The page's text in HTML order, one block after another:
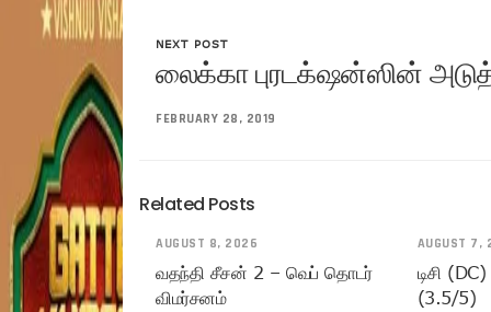
NEXT POST
லைக்கா புரடக்‌ஷன்ஸின்
FEBRUARY 28, 2019
Related Posts
AUGUST 8, 2026
வதந்தி சீசன் 2 – வெப் தொடர்
விமர்சனம்
AUGUST 7,
டிசி
(3.5/5)